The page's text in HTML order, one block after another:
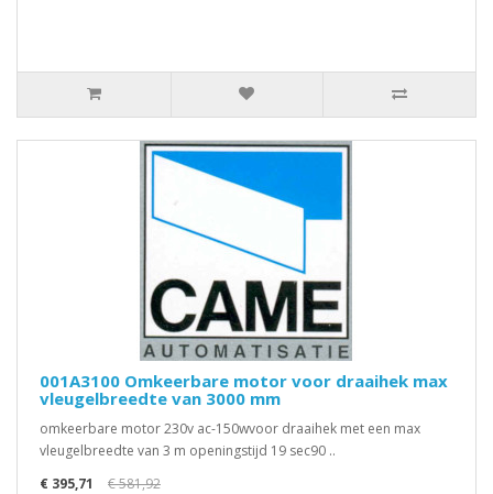
001A3100 Omkeerbare motor voor draaihek max
vleugelbreedte van 3000 mm
omkeerbare motor 230v ac-150wvoor draaihek met een max
vleugelbreedte van 3 m openingstijd 19 sec90 ..
€ 395,71
€ 581,92